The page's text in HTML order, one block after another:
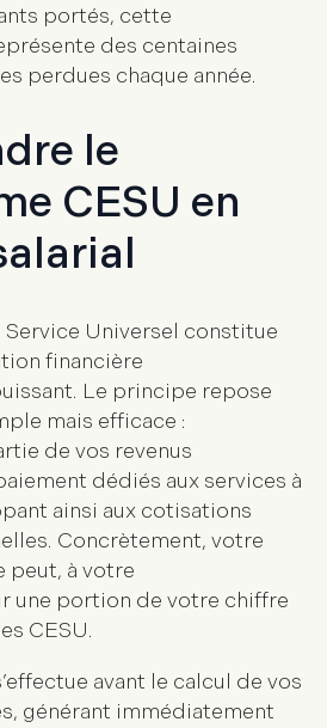
portés, cette
des centaines
perdues chaque année.
le
CESU en
Universel constitue
financière
Le principe repose
mais efficace :
de vos revenus
dédiés aux services à
ainsi aux cotisations
Concrètement, votre
peut, à votre
une portion de votre chiffre
CESU.
avant le calcul de vos
générant immédiatement